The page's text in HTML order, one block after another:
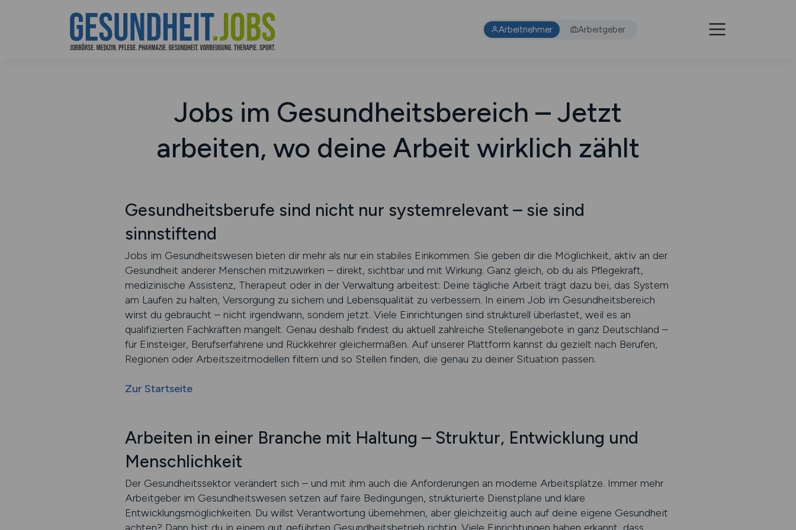
Arbeitnehmer Arbeitgeber
Jobs im Gesundheitsbereich – Jetzt
arbeiten, wo deine Arbeit wirklich zählt
Gesundheitsberufe sind nicht nur systemrelevant – sie sind
sinnstiftend
Jobs im Gesundheitswesen bieten dir mehr als nur ein stabiles Einkommen. Sie geben dir die Möglichkeit, aktiv an der
Gesundheit anderer Menschen mitzuwirken – direkt, sichtbar und mit Wirkung. Ganz gleich, ob du als Pflegekraft,
medizinische Assistenz, Therapeut oder in der Verwaltung arbeitest: Deine tägliche Arbeit trägt dazu bei, das System
am Laufen zu halten, Versorgung zu sichern und Lebensqualität zu verbessern. In einem Job im Gesundheitsbereich
wirst du gebraucht – nicht irgendwann, sondern jetzt. Viele Einrichtungen sind strukturell überlastet, weil es an
qualifizierten Fachkräften mangelt. Genau deshalb findest du aktuell zahlreiche Stellenangebote in ganz Deutschland –
für Einsteiger, Berufserfahrene und Rückkehrer gleichermaßen. Auf unserer Plattform kannst du gezielt nach Berufen,
Regionen oder Arbeitszeitmodellen filtern und so Stellen finden, die genau zu deiner Situation passen.
Zur Startseite
Arbeiten in einer Branche mit Haltung – Struktur, Entwicklung und
Menschlichkeit
Der Gesundheitssektor verändert sich – und mit ihm auch die Anforderungen an moderne Arbeitsplätze. Immer mehr
Arbeitgeber im Gesundheitswesen setzen auf faire Bedingungen, strukturierte Dienstpläne und klare
Entwicklungsmöglichkeiten. Du willst Verantwortung übernehmen, aber gleichzeitig auch auf deine eigene Gesundheit